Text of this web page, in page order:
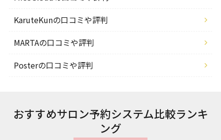
KaruteKunの口コミや評判
MARTAの口コミや評判
Posterの口コミや評判
おすすめサロン予約システム比較ランキ
ング